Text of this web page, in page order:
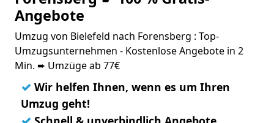
Angebote
Umzug von Bielefeld nach Forensberg : Top-
Umzugsunternehmen - Kostenlose Angebote in 2
Min. ➨ Umzüge ab 77€
✓ Wir helfen Ihnen, wenn es um Ihren
Umzug geht!